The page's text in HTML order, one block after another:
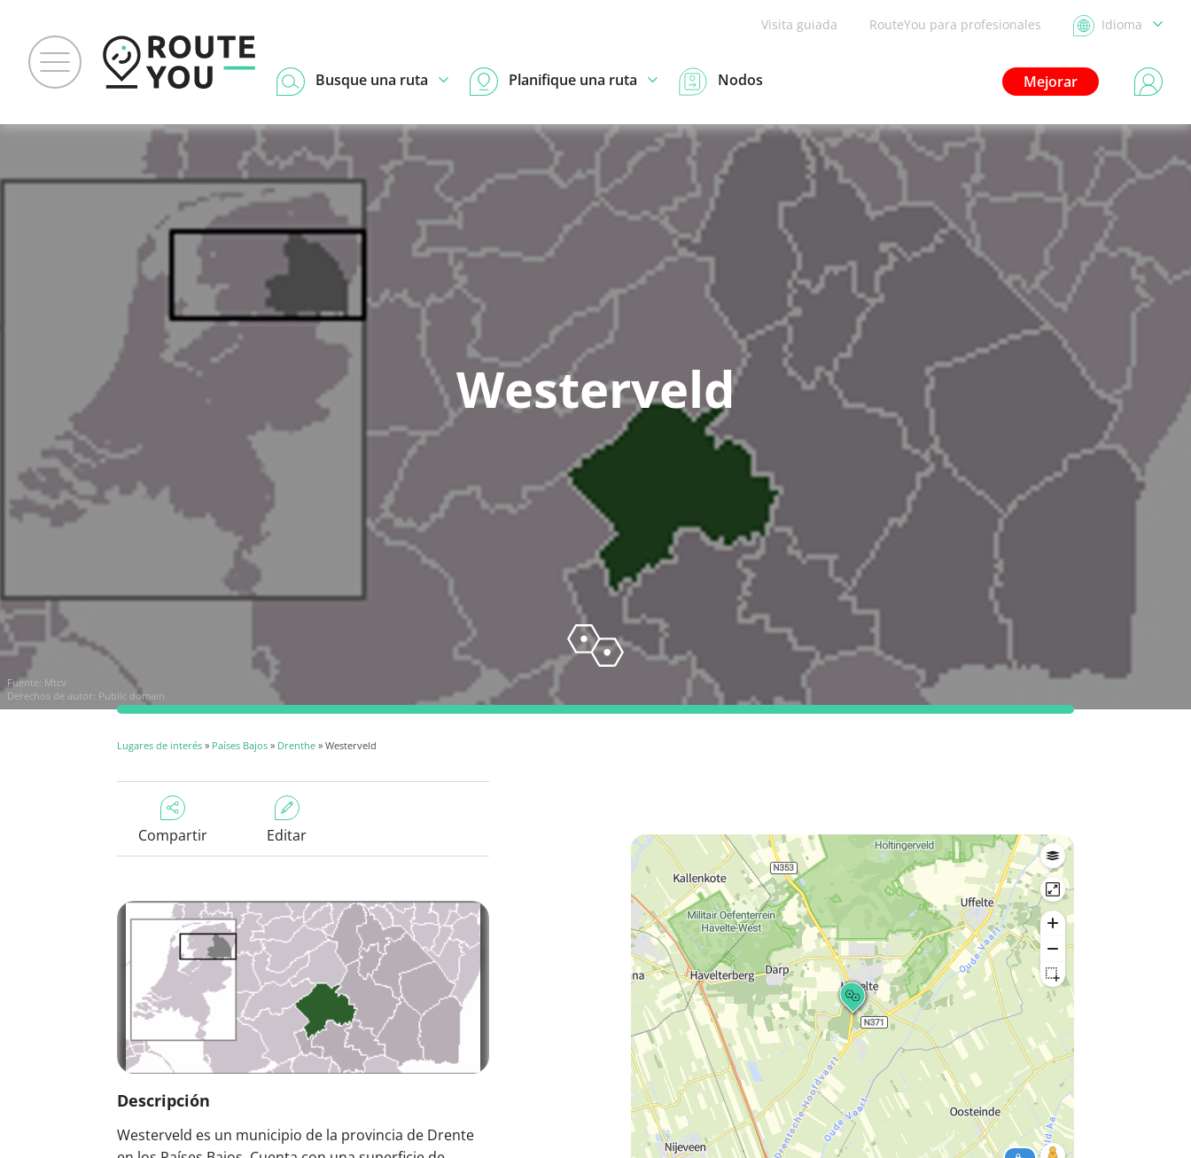
Visita guiada RouteYou para profesionales Idioma
Mejorar
Busque una ruta Planifique una ruta Nodos
Westerveld
Fuente: Mtcv
Derechos de autor: Public domain
Lugares de interés » Países Bajos » Drenthe » Westerveld
Compartir Editar
Descripción
Westerveld es un municipio de la provincia de Drente